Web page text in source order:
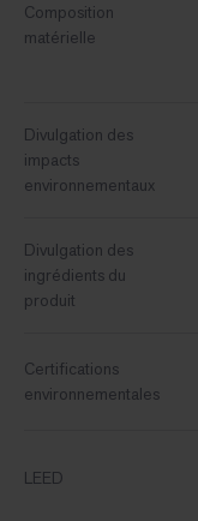
Composition
matérielle
Divulgation des
impacts
environnementaux
Divulgation des
ingrédients du
produit
Certifications
environnementales
LEED